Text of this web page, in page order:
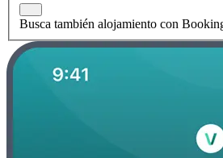
Busca también alojamiento con